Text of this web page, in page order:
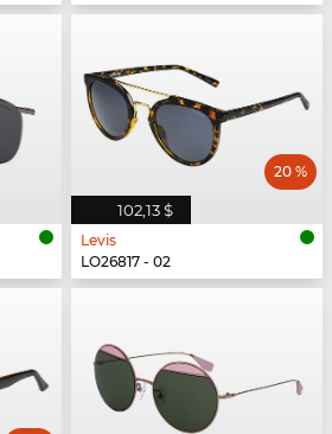
102,13 $
20 %
Levis
LO26817 - 02